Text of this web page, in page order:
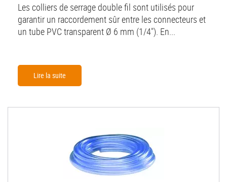
Les colliers de serrage double fil sont utilisés pour
garantir un raccordement sûr entre les connecteurs et
un tube PVC transparent Ø 6 mm (1/4"). En...
Lire la suite